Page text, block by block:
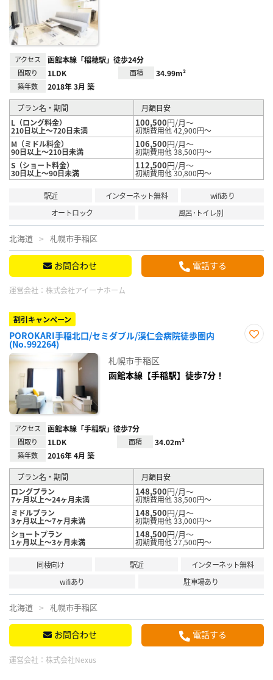
アクセス 函館本線「稲穂駅」徒歩24分
間取り 1LDK 面積 34.99m²
築年数 2018年 3月 築
プラン名・期間
月額目安
L（ロング料金）
210日以上～720日未満
100,500円/月～
初期費用他 42,900円～
M（ミドル料金）
90日以上～210日未満
106,500円/月～
初期費用他 38,500円～
S（ショート料金）
30日以上～90日未満
112,500円/月～
初期費用他 30,800円～
駅近 インターネット無料
wifiあり
オートロック
風呂･トイレ別
北海道 札幌市手稲区
お問合わせ 電話する
運営会社： 株式会社アイーナホーム
割引キャンペーン
POROKARI手稲北口/セミダブル/渓仁会病院徒歩圏内
(No.992264)
札幌市手稲区
函館本線【手稲駅】徒歩7分！
アクセス 函館本線「手稲駅」徒歩7分
間取り 1LDK 面積 34.02m²
築年数 2016年 4月 築
プラン名・期間
月額目安
ロングプラン
7ヶ月以上～24ヶ月未満
148,500円/月～
初期費用他 38,500円～
ミドルプラン
3ヶ月以上～7ヶ月未満
148,500円/月～
初期費用他 33,000円～
ショートプラン
1ヶ月以上～3ヶ月未満
148,500円/月～
初期費用他 27,500円～
同棲向け 駅近
インターネット無料
wifiあり
駐車場あり
北海道 札幌市手稲区
お問合わせ 電話する
運営会社： 株式会社Nexus